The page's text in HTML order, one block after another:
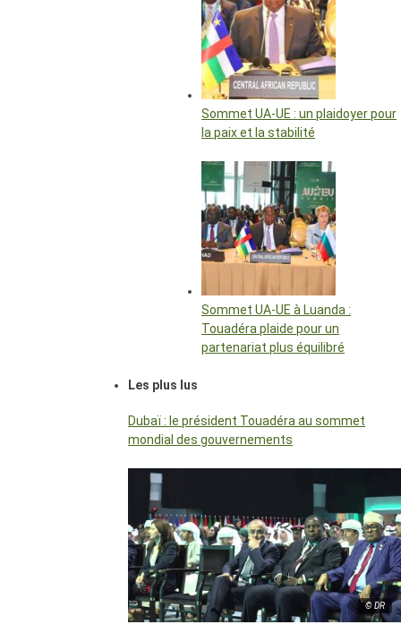
Sommet UA-UE : un plaidoyer pour
la paix et la stabilité
Sommet UA-UE à Luanda :
Touadéra plaide pour un
partenariat plus équilibré
Les plus lus
Dubaï : le président Touadéra au sommet
mondial des gouvernements
© DR